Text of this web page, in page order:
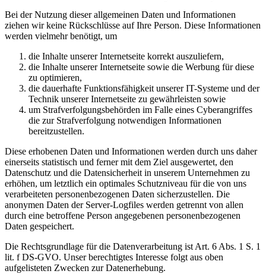
Bei der Nutzung dieser allgemeinen Daten und Informationen
ziehen wir keine Rückschlüsse auf Ihre Person. Diese Informationen
werden vielmehr benötigt, um
die Inhalte unserer Internetseite korrekt auszuliefern,
die Inhalte unserer Internetseite sowie die Werbung für diese
zu optimieren,
die dauerhafte Funktionsfähigkeit unserer IT-Systeme und der
Technik unserer Internetseite zu gewährleisten sowie
um Strafverfolgungsbehörden im Falle eines Cyberangriffes
die zur Strafverfolgung notwendigen Informationen
bereitzustellen.
Diese erhobenen Daten und Informationen werden durch uns daher
einerseits statistisch und ferner mit dem Ziel ausgewertet, den
Datenschutz und die Datensicherheit in unserem Unternehmen zu
erhöhen, um letztlich ein optimales Schutzniveau für die von uns
verarbeiteten personenbezogenen Daten sicherzustellen. Die
anonymen Daten der Server-Logfiles werden getrennt von allen
durch eine betroffene Person angegebenen personenbezogenen
Daten gespeichert.
Die Rechtsgrundlage für die Datenverarbeitung ist Art. 6 Abs. 1 S. 1
lit. f DS-GVO. Unser berechtigtes Interesse folgt aus oben
aufgelisteten Zwecken zur Datenerhebung.